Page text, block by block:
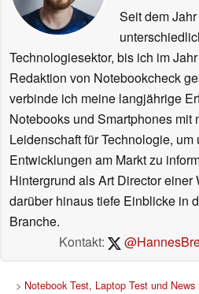
Seit dem
Technologiesektor, bis ich im
Redaktion von Notebookcheck
verbinde ich meine langjährige
Notebooks und Smartphones mit
Leidenschaft für Technologie,
Entwicklungen am Markt zu
Hintergrund als Art Director einer
darüber hinaus tiefe Einblicke in
Branche.
Kontakt:
> Notebook Test, Laptop Test und News